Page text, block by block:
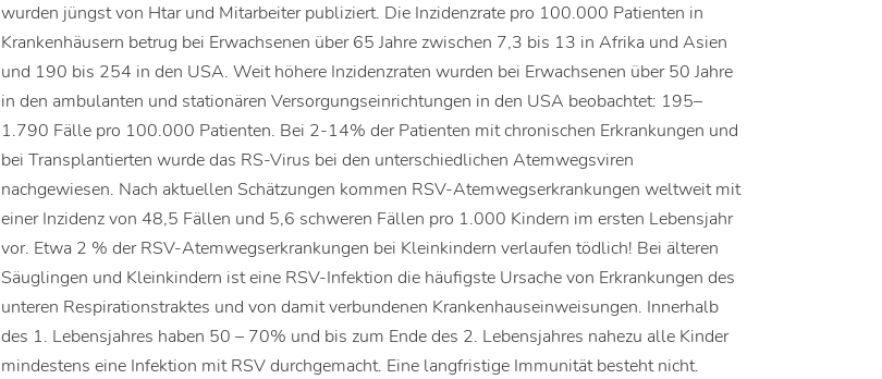
wurden jüngst von Htar und Mitarbeiter publiziert. Die Inzidenzrate pro 100.000 Patienten in
Krankenhäusern betrug bei Erwachsenen über 65 Jahre zwischen 7,3 bis 13 in Afrika und Asien
und 190 bis 254 in den USA. Weit höhere Inzidenzraten wurden bei Erwachsenen über 50 Jahre
in den ambulanten und stationären Versorgungseinrichtungen in den USA beobachtet: 195–
1.790 Fälle pro 100.000 Patienten. Bei 2-14% der Patienten mit chronischen Erkrankungen und
bei Transplantierten wurde das RS-Virus bei den unterschiedlichen Atemwegsviren
nachgewiesen. Nach aktuellen Schätzungen kommen RSV-Atemwegserkrankungen weltweit mit
einer Inzidenz von 48,5 Fällen und 5,6 schweren Fällen pro 1.000 Kindern im ersten Lebensjahr
vor. Etwa 2 % der RSV-Atemwegserkrankungen bei Kleinkindern verlaufen tödlich! Bei älteren
Säuglingen und Kleinkindern ist eine RSV-Infektion die häufigste Ursache von Erkrankungen des
unteren Respirationstraktes und von damit verbundenen Krankenhauseinweisungen. Innerhalb
des 1. Lebensjahres haben 50 – 70% und bis zum Ende des 2. Lebensjahres nahezu alle Kinder
mindestens eine Infektion mit RSV durchgemacht. Eine langfristige Immunität besteht nicht.